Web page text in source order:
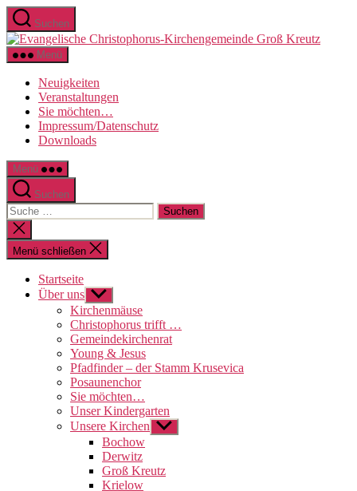
Direkt
zum
Inhalt
wechseln
Suchen
Menü
Neuigkeiten
Veranstaltungen
Sie möchten…
Impressum/Datenschutz
Downloads
Menü
Suchen
Suche
nach:
Suche
schließen
Menü schließen
Startseite
Über uns Untermenü
anzeigen
Kirchenmäuse
Christophorus trifft …
Gemeindekirchenrat
Young & Jesus
Pfadfinder – der Stamm Krusevica
Posaunenchor
Sie möchten…
Unser Kindergarten
Unsere Kirchen Untermenü
anzeigen
Bochow
Derwitz
Groß Kreutz
Krielow